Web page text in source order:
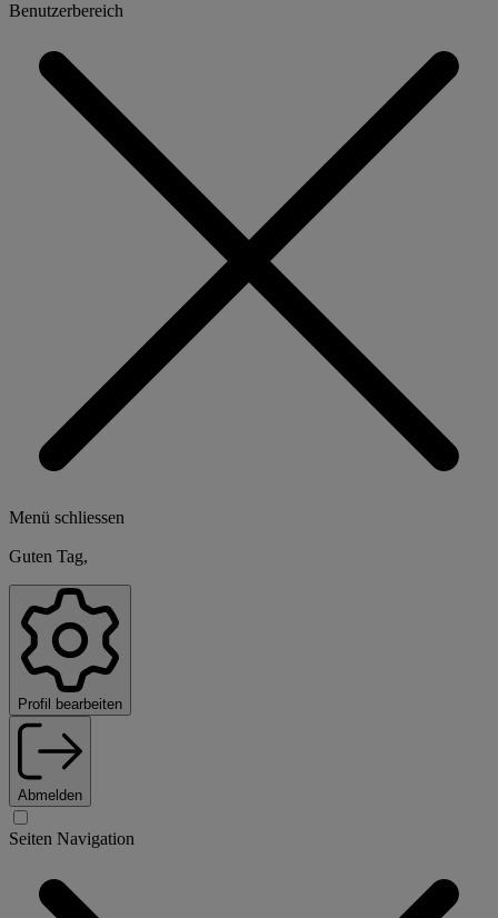
Benutzerbereich
Menü schliessen
Guten Tag,
Profil bearbeiten
Abmelden
Seiten Navigation